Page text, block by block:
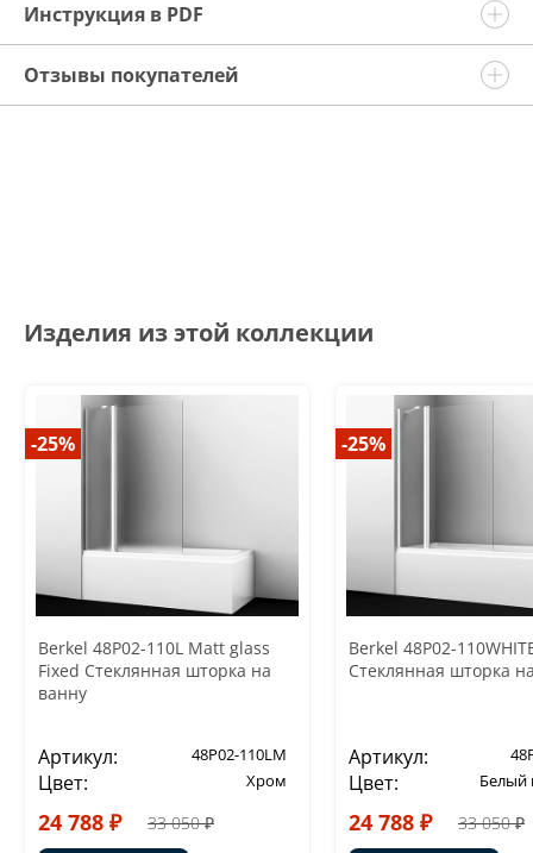
Инструкция в PDF
Отзывы покупателей
Изделия из этой коллекции
-25%
Berkel 48P02-110L Matt glass
Fixed Стеклянная шторка на
ванну
Артикул: 48P02-110LM
Цвет: Хром
24 788 ₽ 33 050 ₽
-25%
Berkel 48P02-
Стеклянная шторка
Артикул:
Цвет: Белый
24 788 ₽ 33 050 ₽